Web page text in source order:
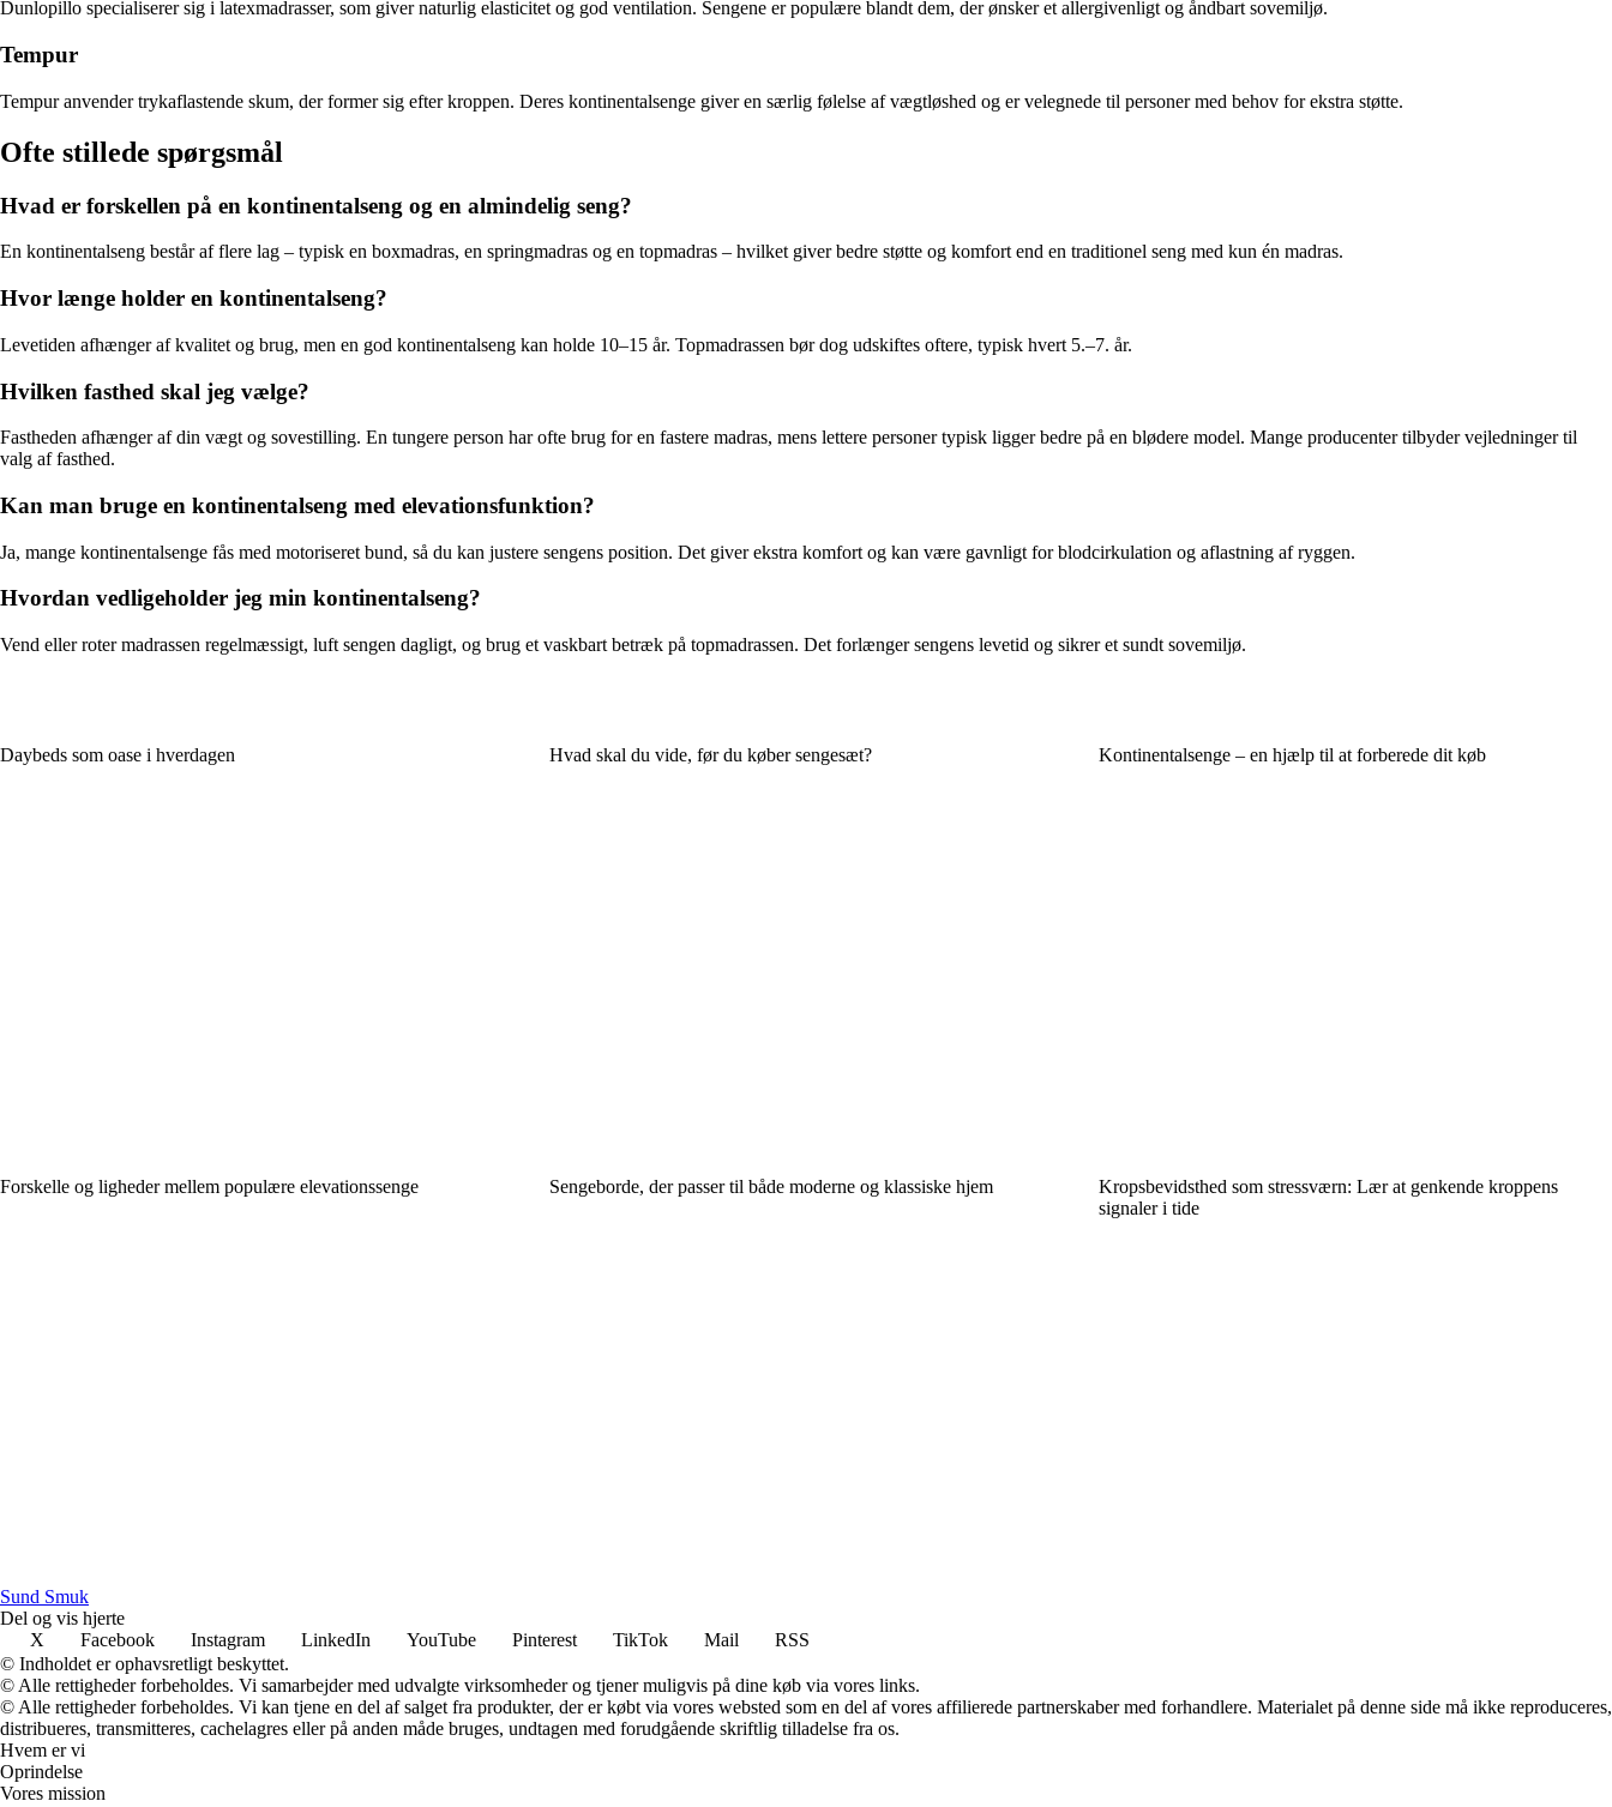
Dunlopillo specialiserer sig i latexmadrasser, som giver naturlig elasticitet og god ventilation. Sengene er populære blandt dem, der ønsker et allergivenligt og åndbart sovemiljø.
Tempur
Tempur anvender trykaflastende skum, der former sig efter kroppen. Deres kontinentalsenge giver en særlig følelse af vægtløshed og er velegnede til personer med behov for ekstra støtte.
Ofte stillede spørgsmål
Hvad er forskellen på en kontinentalseng og en almindelig seng?
En kontinentalseng består af flere lag – typisk en boxmadras, en springmadras og en topmadras – hvilket giver bedre støtte og komfort end en traditionel seng med kun én madras.
Hvor længe holder en kontinentalseng?
Levetiden afhænger af kvalitet og brug, men en god kontinentalseng kan holde 10–15 år. Topmadrassen bør dog udskiftes oftere, typisk hvert 5.–7. år.
Hvilken fasthed skal jeg vælge?
Fastheden afhænger af din vægt og sovestilling. En tungere person har ofte brug for en fastere madras, mens lettere personer typisk ligger bedre på en blødere model. Mange producenter tilbyder vejledninger til
valg af fasthed.
Kan man bruge en kontinentalseng med elevationsfunktion?
Ja, mange kontinentalsenge fås med motoriseret bund, så du kan justere sengens position. Det giver ekstra komfort og kan være gavnligt for blodcirkulation og aflastning af ryggen.
Hvordan vedligeholder jeg min kontinentalseng?
Vend eller roter madrassen regelmæssigt, luft sengen dagligt, og brug et vaskbart betræk på topmadrassen. Det forlænger sengens levetid og sikrer et sundt sovemiljø.
Daybeds som oase i hverdagen Hvad skal du vide, før du køber sengesæt? Kontinentalsenge – en hjælp til at forberede dit køb
Forskelle og ligheder mellem populære elevationssenge Sengeborde, der passer til både moderne og klassiske hjem
Kropsbevidsthed som stressværn: Lær at genkende kroppens
signaler i tide
Sund Smuk
Del og vis hjerte
X
Facebook Instagram LinkedIn YouTube Pinterest TikTok Mail
RSS
© Indholdet er ophavsretligt beskyttet.
© Alle rettigheder forbeholdes. Vi samarbejder med udvalgte virksomheder og tjener muligvis på dine køb via vores links.
© Alle rettigheder forbeholdes. Vi kan tjene en del af salget fra produkter, der er købt via vores websted som en del af vores affilierede partnerskaber med forhandlere. Materialet på denne side må ikke reproduceres,
distribueres, transmitteres, cachelagres eller på anden måde bruges, undtagen med forudgående skriftlig tilladelse fra os.
Hvem er vi
Oprindelse
Vores mission